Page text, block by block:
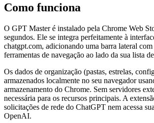
Como funciona
O GPT Master é instalado pela Chrome Web
segundos. Ele se integra perfeitamente à
chatgpt.com, adicionando uma barra lateral com
ferramentas de navegação ao lado da sua lista
Os dados de organização (pastas, estrelas,
armazenados localmente no seu navegador
armazenamento do Chrome. Sem servidores
necessária para os recursos principais. A
solicitações de rede do ChatGPT nem acessa
OpenAI.